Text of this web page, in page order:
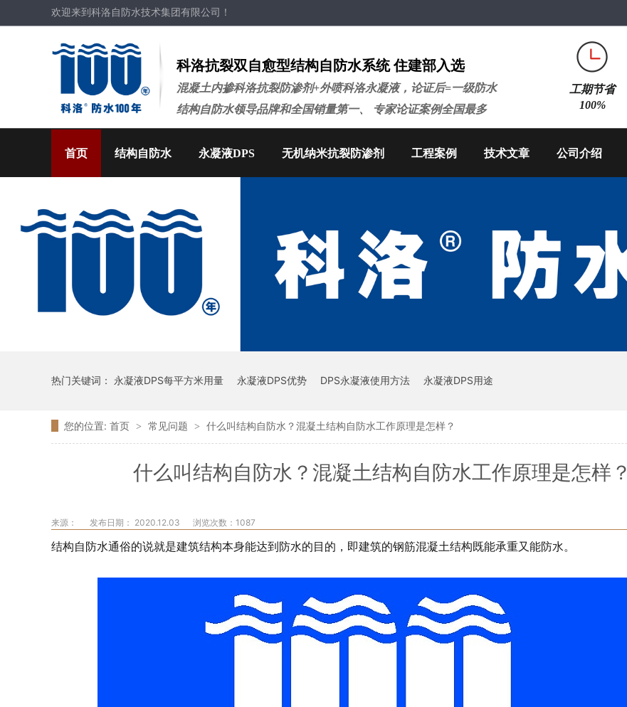
欢迎来到科洛自防水技术集团有限公司！
科洛抗裂双自愈型结构自防水系统 住建部入选
混凝土内掺科洛抗裂防渗剂+外喷科洛永凝液，论证后=一级防水
结构自防水领导品牌和全国销量第一、 专家论证案例全国最多
工期节省
100%
首页 结构自防水 永凝液DPS 无机纳米抗裂防渗剂 工程案例 技术文章 公司介绍
热门关键词： 永凝液DPS每平方米用量 永凝液DPS优势 DPS永凝液使用方法 永凝液DPS用途
您的位置: 首页 > 常见问题 > 什么叫结构自防水？混凝土结构自防水工作原理是怎样？
什么叫结构自防水？混凝土结构自防水工作原理是怎样？
来源： 发布日期： 2020.12.03 浏览次数： 1087
结构自防水通俗的说就是建筑结构本身能达到防水的目的，即建筑的钢筋混凝土结构既能承重又能防水。